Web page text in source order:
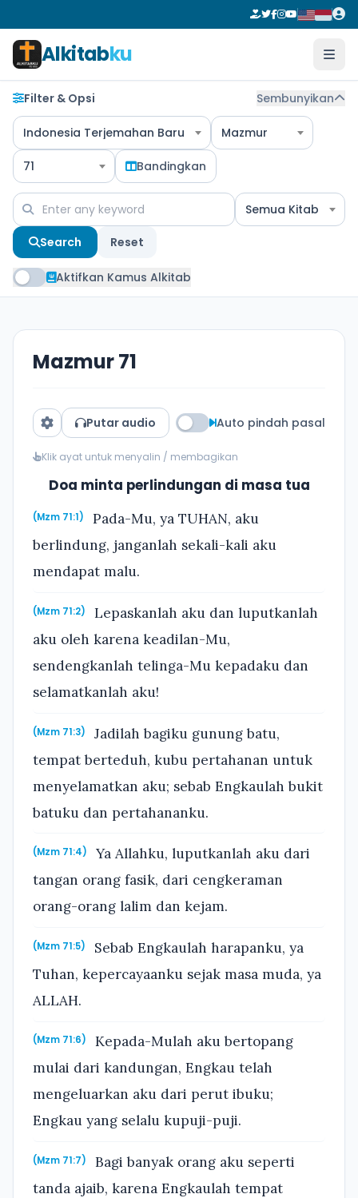
Alkitabku
Filter & Opsi Sembunyikan
Indonesia Terjemahan Baru Mazmur
71 Bandingkan
Semua Kitab
Search Reset
Aktifkan Kamus Alkitab
Mazmur 71
Putar audio Auto pindah pasal
Klik ayat untuk menyalin / membagikan
Doa minta perlindungan di masa tua
(Mzm 71:1)
Pada-Mu, ya TUHAN, aku
berlindung, janganlah sekali-kali aku
mendapat malu.
(Mzm 71:2)
Lepaskanlah aku dan luputkanlah
aku oleh karena keadilan-Mu,
sendengkanlah telinga-Mu kepadaku dan
selamatkanlah aku!
(Mzm 71:3)
Jadilah bagiku gunung batu,
tempat berteduh, kubu pertahanan untuk
menyelamatkan aku; sebab Engkaulah bukit
batuku dan pertahananku.
(Mzm 71:4)
Ya Allahku, luputkanlah aku dari
tangan orang fasik, dari cengkeraman
orang-orang lalim dan kejam.
(Mzm 71:5)
Sebab Engkaulah harapanku, ya
Tuhan, kepercayaanku sejak masa muda, ya
ALLAH.
(Mzm 71:6)
Kepada-Mulah aku bertopang
mulai dari kandungan, Engkau telah
mengeluarkan aku dari perut ibuku;
Engkau yang selalu kupuji-puji.
(Mzm 71:7)
Bagi banyak orang aku seperti
tanda ajaib, karena Engkaulah tempat